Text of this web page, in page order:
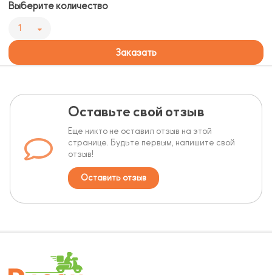
Выберите количество
1
Заказать
Оставьте свой отзыв
Еще никто не оставил отзыв на этой
странице. Будьте первым, напишите свой
отзыв!
Оставить отзыв